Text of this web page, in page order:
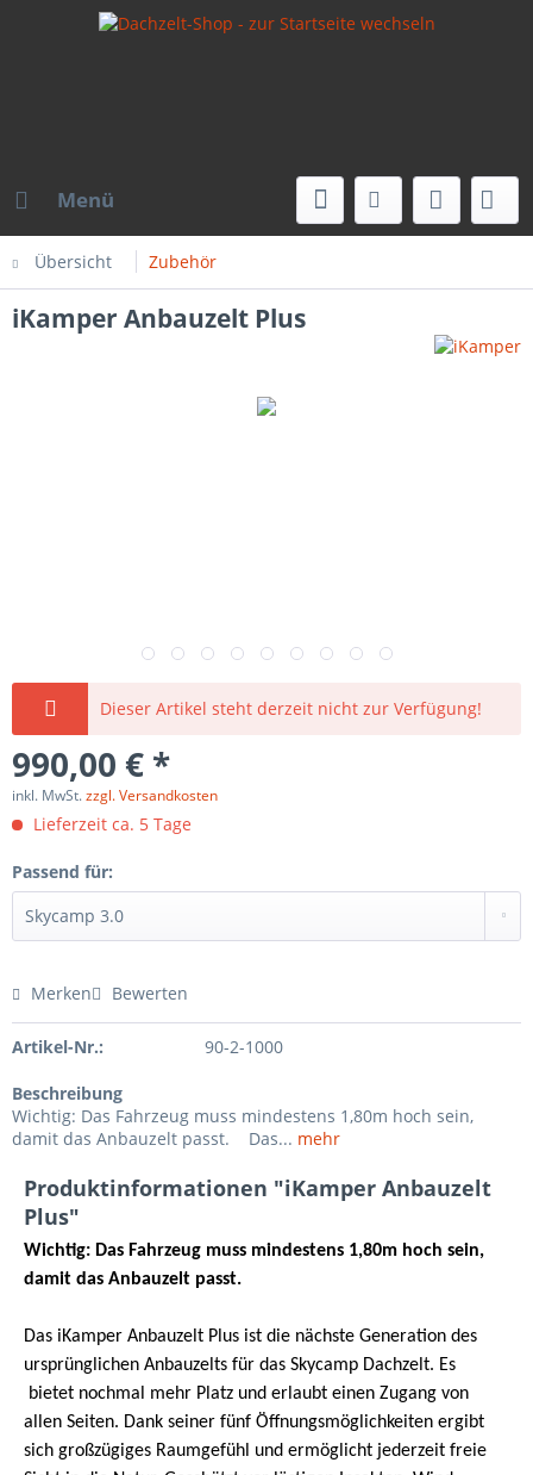
Menü
Übersicht Zubehör
iKamper Anbauzelt Plus
Dieser Artikel steht derzeit nicht zur Verfügung!
990,00 € *
inkl. MwSt.zzgl. Versandkosten
Lieferzeit ca. 5 Tage
Passend für:
Merken Bewerten
Artikel-Nr.: 90-2-1000
Beschreibung
Wichtig: Das Fahrzeug muss mindestens 1,80m hoch sein,
damit das Anbauzelt passt. Das... mehr
Produktinformationen "iKamper Anbauzelt
Plus"
Wichtig: Das Fahrzeug muss mindestens 1,80m hoch sein,
damit das Anbauzelt passt.
Das iKamper Anbauzelt Plus ist die nächste Generation des
ursprünglichen Anbauzelts für das Skycamp Dachzelt. Es
bietet nochmal mehr Platz und erlaubt einen Zugang von
allen Seiten. Dank seiner fünf Öffnungsmöglichkeiten ergibt
sich großzügiges Raumgefühl und ermöglicht jederzeit freie